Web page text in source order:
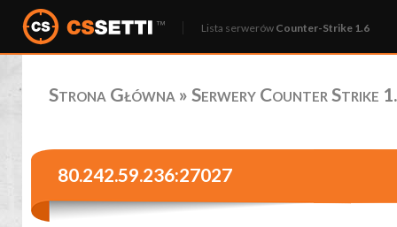
Lista serwerów Counter-Strike 1.6
Strona Główna » Serwery Counter Strike
80.242.59.236:27027